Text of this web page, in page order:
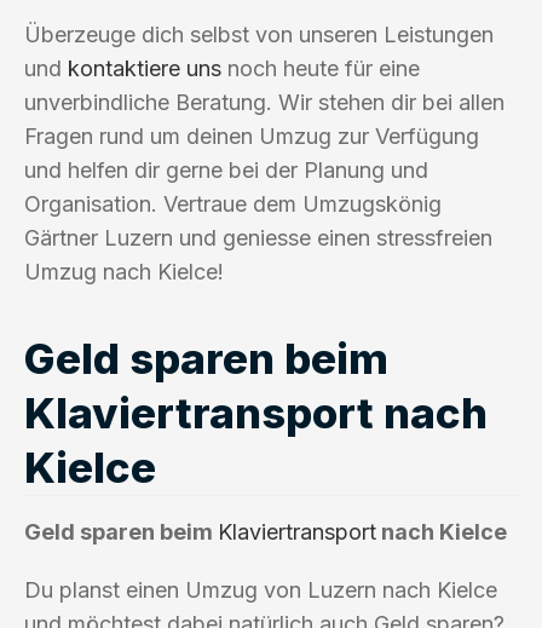
Überzeuge dich selbst von unseren Leistungen
und kontaktiere uns noch heute für eine
unverbindliche Beratung. Wir stehen dir bei allen
Fragen rund um deinen Umzug zur Verfügung
und helfen dir gerne bei der Planung und
Organisation. Vertraue dem Umzugskönig
Gärtner Luzern und geniesse einen stressfreien
Umzug nach Kielce!
Geld sparen beim
Klaviertransport nach
Kielce
Geld sparen beim Klaviertransport nach Kielce
Du planst einen Umzug von Luzern nach Kielce